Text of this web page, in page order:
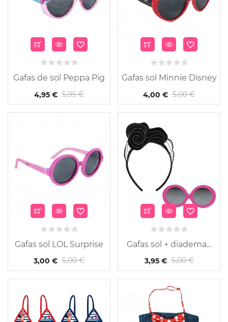
Gafas de sol Peppa Pig
4,95 € 5,95 €
Gafas sol Minnie Disney
4,00 € 5,00 €
Gafas sol LOL Surprise
3,00 € 5,00 €
Gafas sol + diadema...
3,95 € 5,00 €